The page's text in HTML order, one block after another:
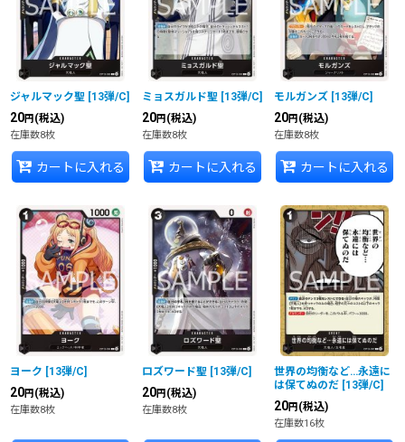
ジャルマック聖 [13弾/C]
20円 (税込)
在庫数8枚
カートに入れる
ミョスガルド聖 [13弾/C]
20円 (税込)
在庫数8枚
カートに入れる
モルガンズ [13弾/C]
20円 (税込)
在庫数8枚
カートに入れる
ヨーク [13弾/C]
20円 (税込)
在庫数8枚
ロズワード聖 [13弾/C]
20円 (税込)
在庫数8枚
世界の均衡など…永遠に
は保てぬのだ [13弾/C]
20円 (税込)
在庫数16枚